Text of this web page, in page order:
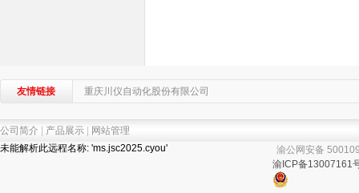
友情链接 重庆川仪自动化股份有限公司
公司简介 产品展示
网站管理
渝公网安备
渝ICP备13007161
未能解析此远程名称: 'ms.jsc2025.cyou'